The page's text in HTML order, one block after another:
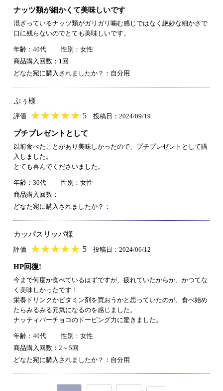
ナッツ類が細かくて美味しいです
混ざっているナッツ類がガリガリ噛む感じではなく絶妙な細かさで
口に残らないのでとても美味しいです。
年齢：40代
性別：女性
商品購入回数：1回
どなた宛に購入されましたか？：自分用
ぷぅ様
評価 ★★★★★
★★★★★ 5 投稿日：2024/09/19
プチプレゼントとして
以前食べたことがあり美味しかったので、プチプレゼントとして購
入しました。
とても喜んでくださいました。
年齢：30代
性別：女性
商品購入回数：
どなた宛に購入されましたか？：
カッパスリッパ様
評価 ★★★★★
★★★★★ 5 投稿日：2024/06/12
HP回復!
今まで何度か食べているはずですが、疲れていたからか、かつてな
く美味しかったです！
栄養ドリンクかビタミン剤を買おうかと思っていたのが、食べ始め
たらみるみる元気になるのを感じました。
ナッティバーチョコのドーピング力に驚きました。
年齢：40代
性別：女性
商品購入回数：2～5回
どなた宛に購入されましたか？：自分用